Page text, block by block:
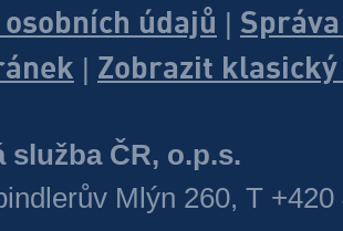
údajů
Zobrazit
služba ČR, o.p.s.
Mlýn 260, T +420